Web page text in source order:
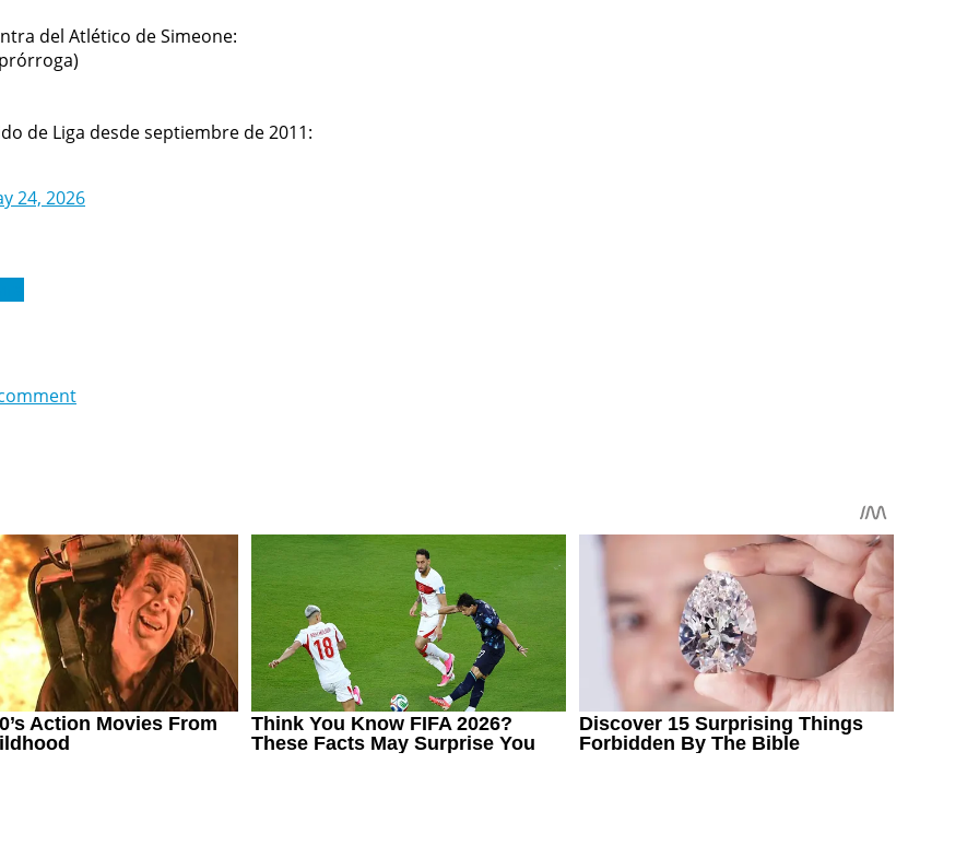
del Atlético de Simeone:
de Liga desde septiembre de 2011:
24, 2026